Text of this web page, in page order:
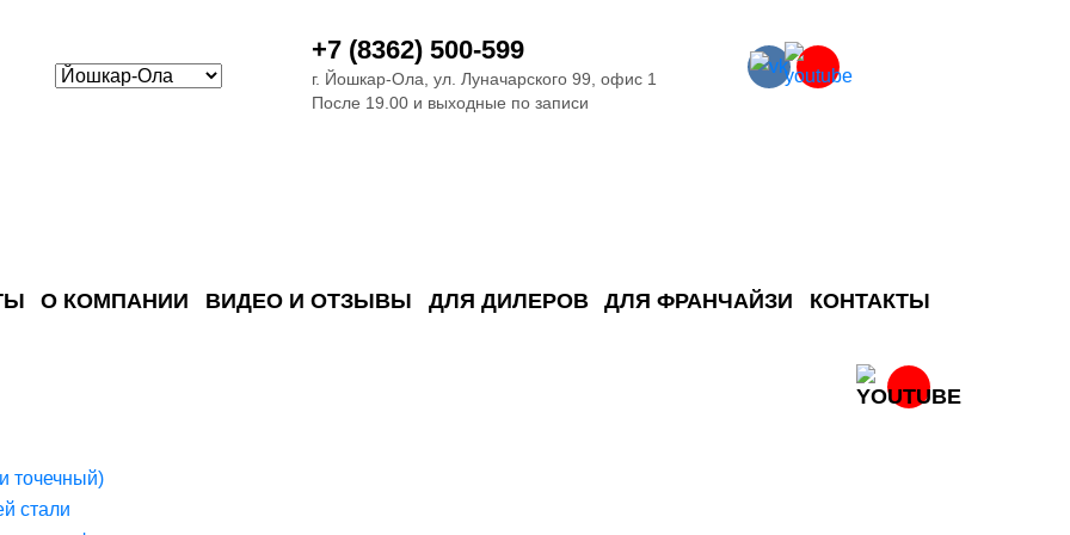
+7 (8362) 500-599
г. Йошкар-Ола, ул. Луначарского 99, офис 1
После 19.00 и выходные по записи
О КОМПАНИИ ВИДЕО И ОТЗЫВЫ ДЛЯ ДИЛЕРОВ ДЛЯ ФРАНЧАЙЗИ КОНТАКТЫ
точечный)
стали